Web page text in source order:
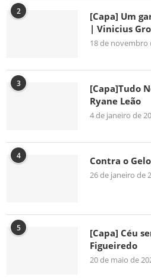
2
[Capa] Um
| Vinicius
18 de novembro
3
[Capa]Tudo
Ryane Leão
4 de janeiro de
4 Contra o
26 de janeiro de
5
[Capa] Céu
Figueiredo
20 de maio de